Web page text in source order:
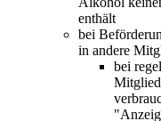
enthält
bei
in andere
bei